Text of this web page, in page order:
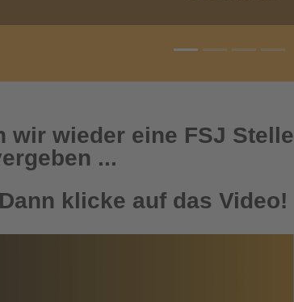
wir wieder eine FSJ Stelle
...
klicke auf das Video!